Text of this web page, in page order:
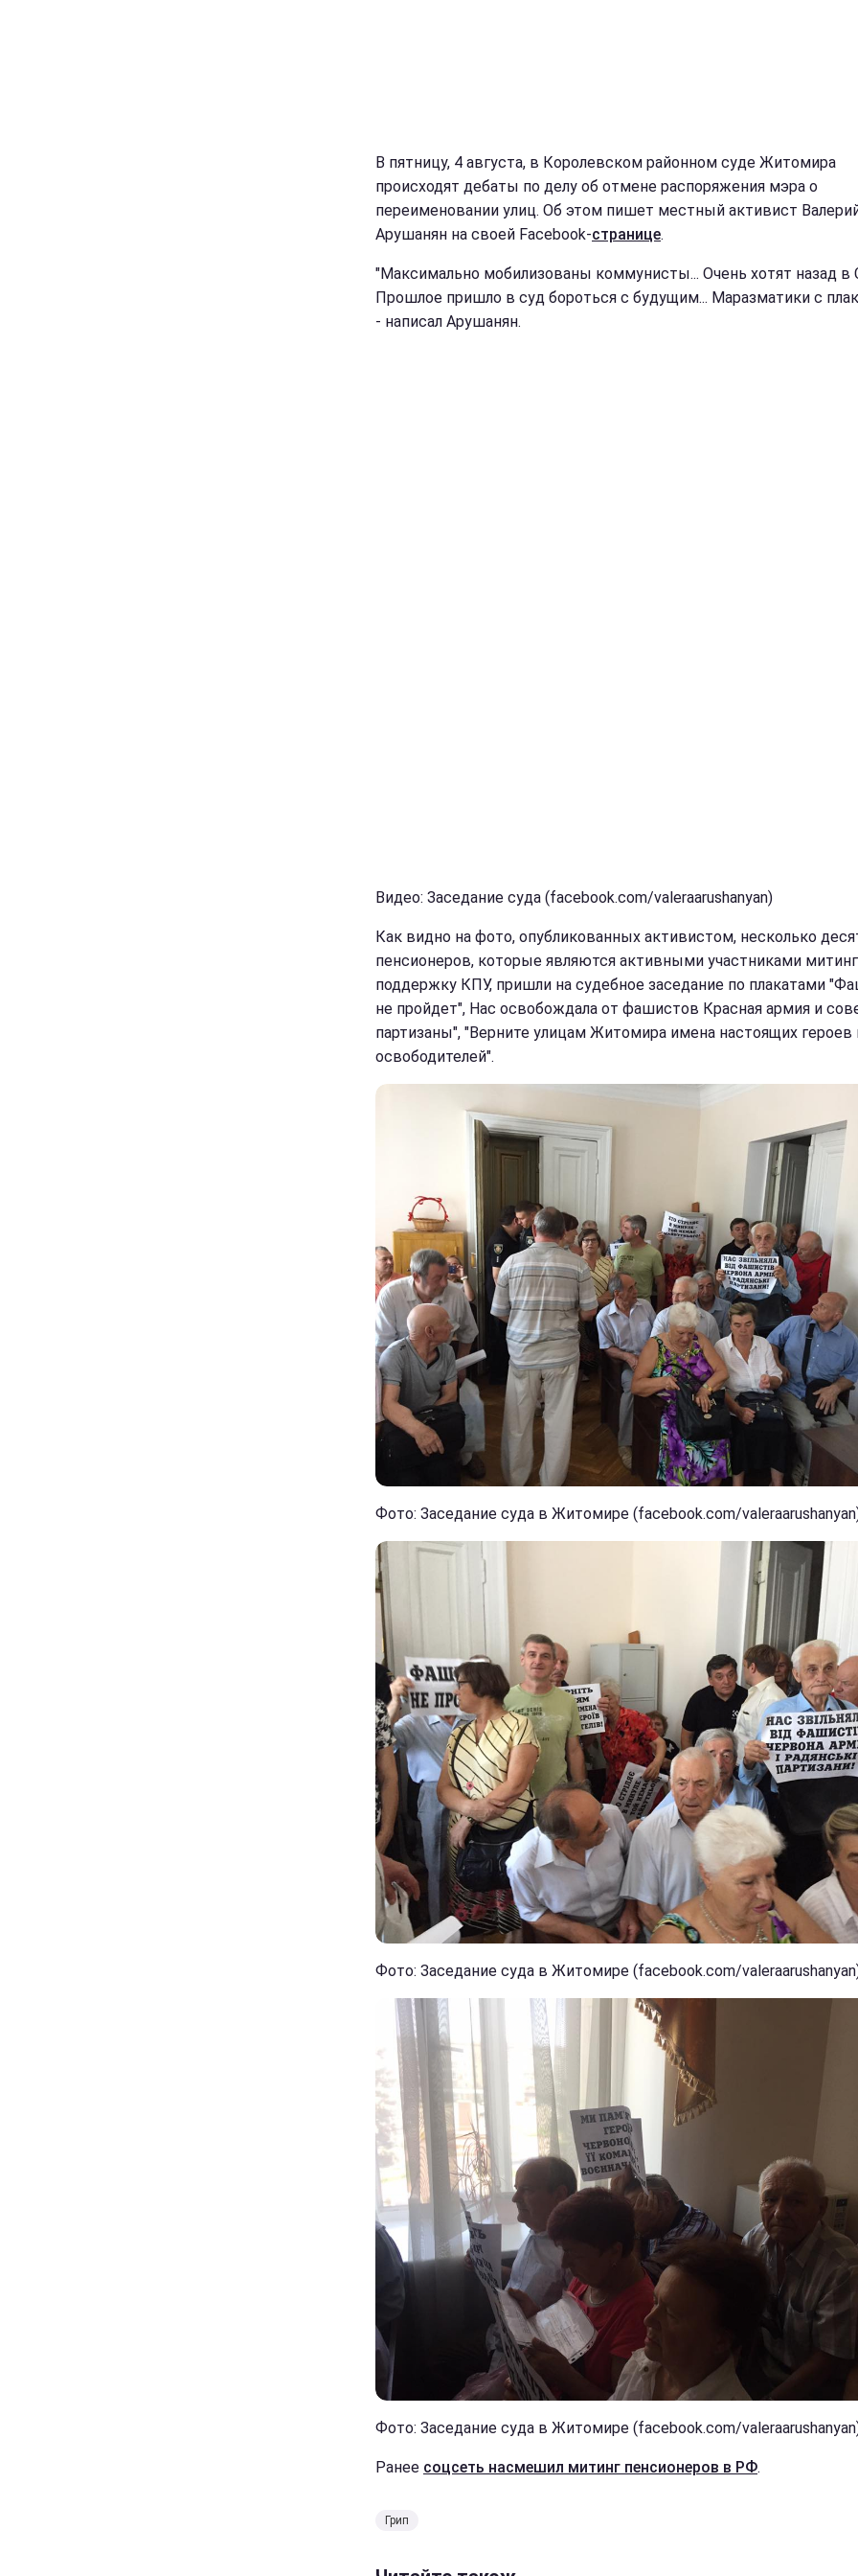
В пятницу, 4 августа, в Королевском районном суде Житомира
происходят дебаты по делу об отмене распоряжения мэра о
переименовании улиц. Об этом пишет местный активист
Арушанян на своей Facebook-странице.
"Максимально мобилизованы коммунисты... Очень хотят назад в
Прошлое пришло в суд бороться с будущим... Маразматики с
- написал Арушанян.
Видео: Заседание суда (facebook.com/valeraarushanyan)
Как видно на фото, опубликованных активистом, несколько
пенсионеров, которые являются активными участниками
поддержку КПУ, пришли на судебное заседание по плакатами
не пройдет", Нас освобождала от фашистов Красная армия и
партизаны", "Верните улицам Житомира имена настоящих героев
освободителей".
Фото: Заседание суда в Житомире (facebook.com/
Фото: Заседание суда в Житомире (facebook.com/
Фото: Заседание суда в Житомире (facebook.com/
Ранее соцсеть насмешил митинг пенсионеров в РФ.
Грип